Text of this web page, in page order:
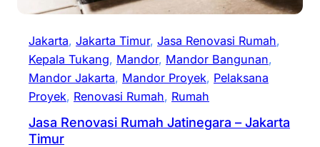
Jakarta, Jakarta Timur, Jasa Renovasi Rumah
Kepala Tukang, Mandor, Mandor Bangunan
Mandor Jakarta, Mandor Proyek, Pelaksana
Proyek, Renovasi Rumah, Rumah
Jasa Renovasi Rumah Jatinegara – Jakarta
Timur